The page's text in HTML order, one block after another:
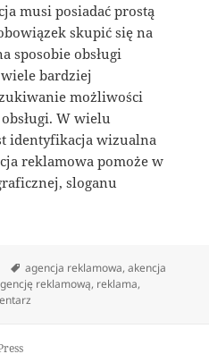
musi posiadać prostą
skupić się na
sposobie obsługi
bardziej
możliwości
W wielu
identyfikacja wizualna
reklamowa pomoże w
sloganu
Tagi
agencja reklamowa,akencja
reklamową, reklama,